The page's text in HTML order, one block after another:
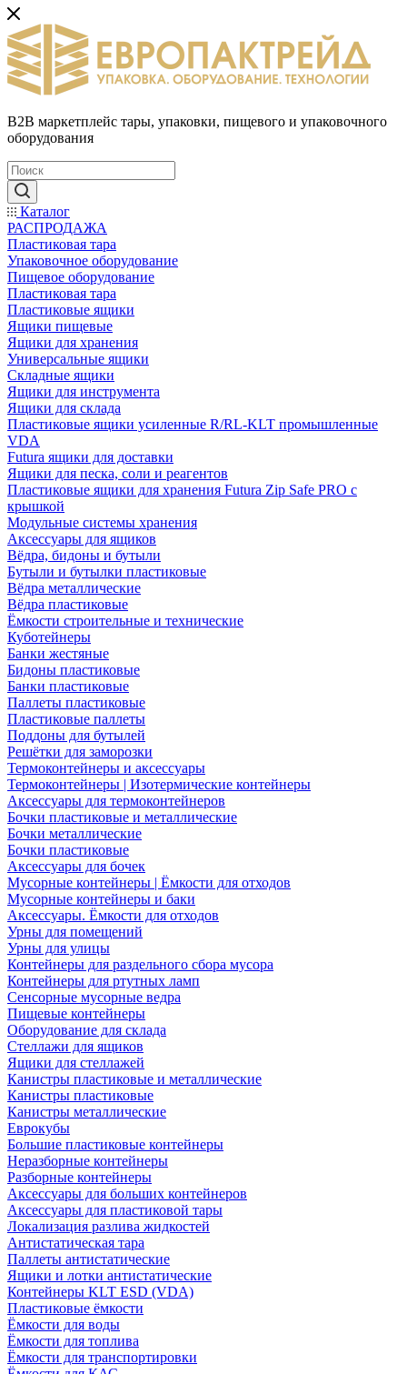
B2B маркетплейс тары, упаковки, пищевого и упаковочного
оборудования
Каталог
РАСПРОДАЖА
Пластиковая тара
Упаковочное оборудование
Пищевое оборудование
Пластиковая тара
Пластиковые ящики
Ящики пищевые
Ящики для хранения
Универсальные ящики
Складные ящики
Ящики для инструмента
Ящики для склада
Пластиковые ящики усиленные R/RL-KLT промышленные
VDA
Futura ящики для доставки
Ящики для песка, соли и реагентов
Пластиковые ящики для хранения Futura Zip Safe PRO с
крышкой
Модульные системы хранения
Аксессуары для ящиков
Вёдра, бидоны и бутыли
Бутыли и бутылки пластиковые
Вёдра металлические
Вёдра пластиковые
Ёмкости строительные и технические
Куботейнеры
Банки жестяные
Бидоны пластиковые
Банки пластиковые
Паллеты пластиковые
Пластиковые паллеты
Поддоны для бутылей
Решётки для заморозки
Термоконтейнеры и аксессуары
Термоконтейнеры | Изотермические контейнеры
Аксессуары для термоконтейнеров
Бочки пластиковые и металлические
Бочки металлические
Бочки пластиковые
Аксессуары для бочек
Мусорные контейнеры | Ёмкости для отходов
Мусорные контейнеры и баки
Аксессуары. Ёмкости для отходов
Урны для помещений
Урны для улицы
Контейнеры для раздельного сбора мусора
Контейнеры для ртутных ламп
Сенсорные мусорные ведра
Пищевые контейнеры
Оборудование для склада
Стеллажи для ящиков
Ящики для стеллажей
Канистры пластиковые и металлические
Канистры пластиковые
Канистры металлические
Еврокубы
Большие пластиковые контейнеры
Неразборные контейнеры
Разборные контейнеры
Аксессуары для больших контейнеров
Аксессуары для пластиковой тары
Локализация разлива жидкостей
Антистатическая тара
Паллеты антистатические
Ящики и лотки антистатические
Контейнеры KLT ESD (VDA)
Пластиковые ёмкости
Ёмкости для воды
Ёмкости для топлива
Ёмкости для транспортировки